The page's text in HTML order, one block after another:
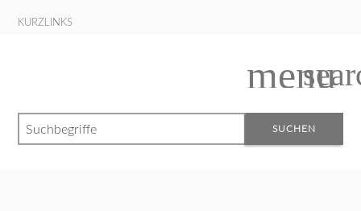
KURZLINKS
menu
Suchbegriffe SUCHEN